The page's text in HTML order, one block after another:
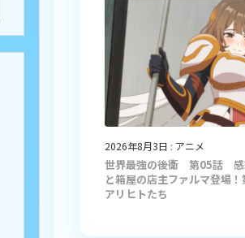
2026年8月3日 : アニメ
世界最強の後衛 第05話 感
と箱屋の店主ファルマ登場
アリヒトたち